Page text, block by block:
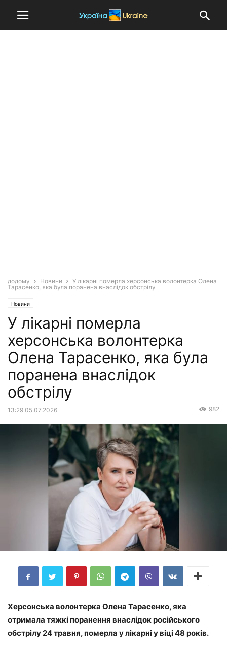
додому Новини
У лікарні померла херсонська волонтерка Олена
Тарасенко, яка була поранена внаслідок обстрілу
Новини
У лікарні померла
херсонська волонтерка
Олена Тарасенко, яка була
поранена внаслідок
обстрілу
13:29 05.07.2026 982
Херсонська волонтерка Олена Тарасенко, яка
отримала тяжкі поранення внаслідок російського
обстрілу 24 травня, померла у лікарні у віці 48 років.